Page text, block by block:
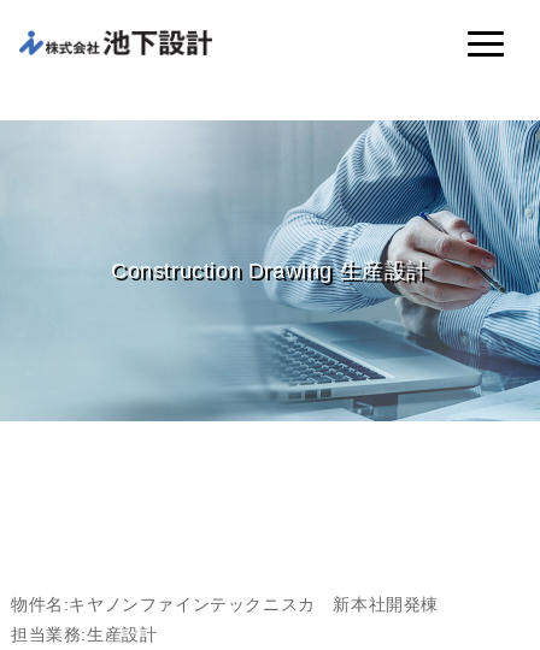
Construction Drawing 生産設計
物件名:キヤノンファインテックニスカ 新本社開発棟
担当業務:生産設計